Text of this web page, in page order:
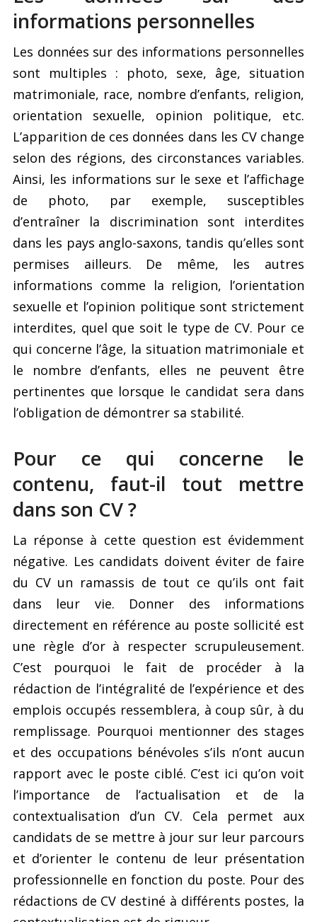
informations personnelles
Les données sur des informations personnelles
sont multiples : photo, sexe, âge, situation
matrimoniale, race, nombre d’enfants, religion,
orientation sexuelle, opinion politique, etc.
L’apparition de ces données dans les CV change
selon des régions, des circonstances variables.
Ainsi, les informations sur le sexe et l’affichage
de photo, par exemple, susceptibles
d’entraîner la discrimination sont interdites
dans les pays anglo-saxons, tandis qu’elles sont
permises ailleurs. De même, les autres
informations comme la religion, l’orientation
sexuelle et l’opinion politique sont strictement
interdites, quel que soit le type de CV. Pour ce
qui concerne l’âge, la situation matrimoniale et
le nombre d’enfants, elles ne peuvent être
pertinentes que lorsque le candidat sera dans
l’obligation de démontrer sa stabilité.
Pour ce qui concerne le
contenu, faut-il tout mettre
dans son CV ?
La réponse à cette question est évidemment
négative. Les candidats doivent éviter de faire
du CV un ramassis de tout ce qu’ils ont fait
dans leur vie. Donner des informations
directement en référence au poste sollicité est
une règle d’or à respecter scrupuleusement.
C’est pourquoi le fait de procéder à la
rédaction de l’intégralité de l’expérience et des
emplois occupés ressemblera, à coup sûr, à du
remplissage. Pourquoi mentionner des stages
et des occupations bénévoles s’ils n’ont aucun
rapport avec le poste ciblé. C’est ici qu’on voit
l’importance de l’actualisation et de la
contextualisation d’un CV. Cela permet aux
candidats de se mettre à jour sur leur parcours
et d’orienter le contenu de leur présentation
professionnelle en fonction du poste. Pour des
rédactions de CV destiné à différents postes, la